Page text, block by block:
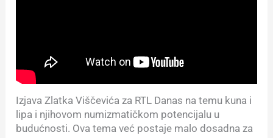
Izjava Zlatka Viščevića za RTL Danas na temu kuna i
lipa i njihovom numizmatičkom potencijalu u
budućnosti. Ova tema već postaje malo dosadna za